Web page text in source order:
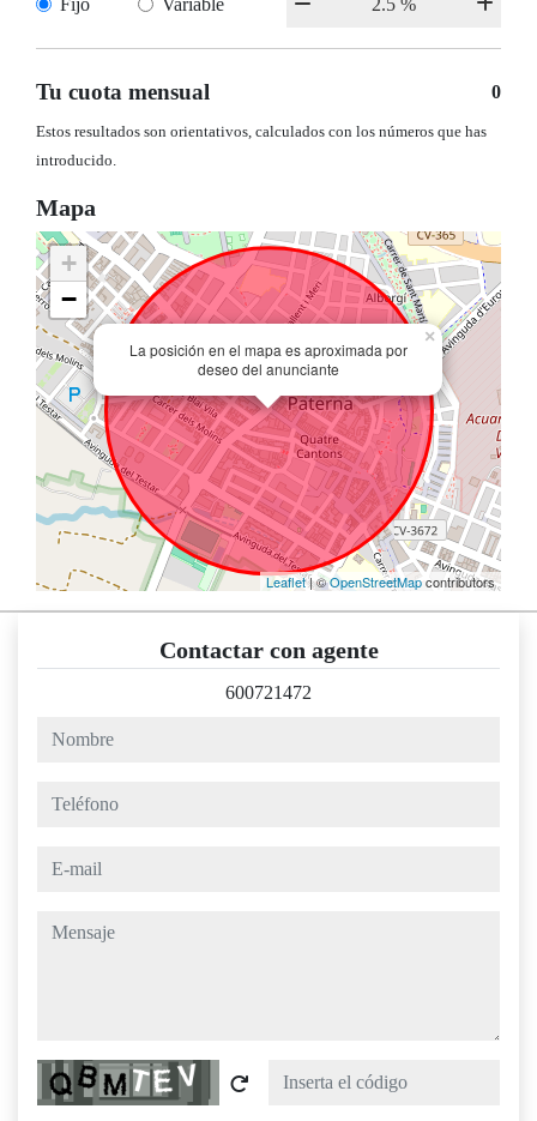
Fijo Variable
Tu cuota mensual 0
Estos resultados son orientativos, calculados con los números que has
introducido.
Mapa
La posición en el mapa es aproximada por
deseo del anunciante
×
+
−
Leaflet| ©OpenStreetMapcontributors
Contactar con agente
600721472
nombre
teléfono
e-mail
mensaje
Captcha